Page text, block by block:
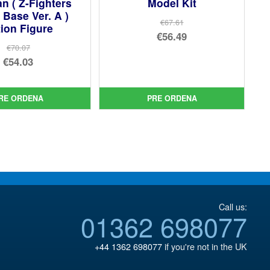
Ver. A )
Figure
€70.07
El
original
era:
€54.03
precio
actual
ORDENA
€67.61
El
era:
€67.61.
€56.49
actual
es:
PRE ORDENA
Call us:
01362 698077
+44 1362 698077if you're not in the UK